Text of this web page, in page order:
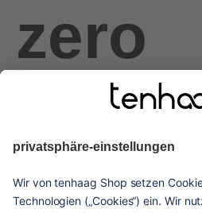
zero
haags
given